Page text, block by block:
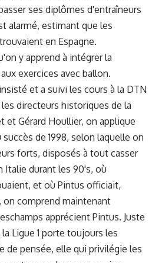
ses diplômes d'entraîneurs
alarmé, estimant que les
en Espagne.
y apprend à intégrer la
exercices avec ballon.
et a suivi les cours à la DTN
directeurs historiques de la
et Gérard Houllier, on applique
de 1998, selon laquelle on
forts, disposés à tout casser
Italie durant les 90's, où
et où Pintus officiait,
on comprend maintenant
apprécient Pintus. Juste
Ligue 1 porte toujours les
de pensée, elle qui privilégie les